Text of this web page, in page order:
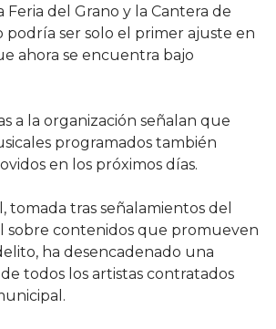
Feria del Grano y la Cantera de
podría ser solo el primer ajuste en
ahora se encuentra bajo
a la organización señalan que
programados también
en los próximos días.
tomada tras señalamientos del
sobre contenidos que promueven
ha desencadenado una
todos los artistas contratados